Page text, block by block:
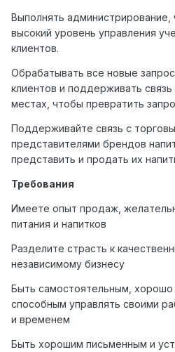
Выполнять
высокий уровень управления
клиентов.
Обрабатывать все новые
клиентов и поддерживать
местах, чтобы превратить
Поддерживайте связь с
представителями брендов
представить и продать их
Требования
Имеете опыт продаж,
питания и напитков
Разделите страсть к
независимому бизнесу
Быть самостоятельным, хорошо
способным управлять своими
и временем
Быть хорошим письменным и